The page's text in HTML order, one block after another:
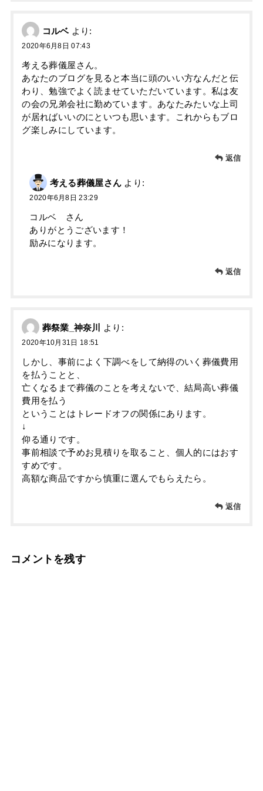
コルベ より:
2020年6月8日 07:43
考える葬儀屋さん。
あなたのブログを見ると本当に頭のいい方なんだと伝
わり、勉強でよく読ませていただいています。私は友
の会の兄弟会社に勤めています。あなたみたいな上司
が居ればいいのにといつも思います。これからもブロ
グ楽しみにしています。
返信
考える葬儀屋さん より:
2020年6月8日 23:29
コルベ さん
ありがとうございます！
励みになります。
返信
葬祭業_神奈川 より:
2020年10月31日 18:51
しかし、事前によく下調べをして納得のいく葬儀費用
を払うことと、
亡くなるまで葬儀のことを考えないで、結局高い葬儀
費用を払う
ということはトレードオフの関係にあります。
↓
仰る通りです。
事前相談で予めお見積りを取ること、個人的にはおす
すめです。
高額な商品ですから慎重に選んでもらえたら。
返信
コメントを残す